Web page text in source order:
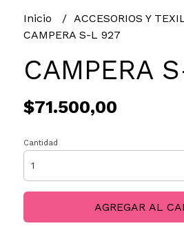
Inicio
ACCESORIOS Y
CAMPERA S-L 927
CAMPERA
$71.500,00
Cantidad
AGREGAR AL